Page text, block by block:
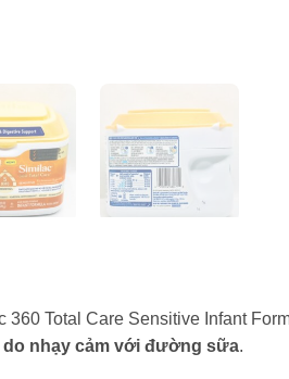
Total Care Sensitive Infant
nhạy cảm với đường sữa.